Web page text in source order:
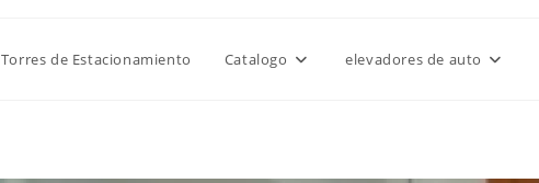
Torres de Estacionamiento Catalogo elevadores de auto